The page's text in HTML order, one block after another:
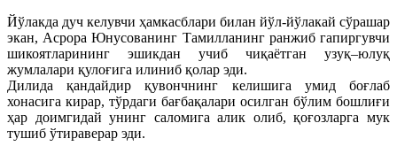
Йўлакда дуч келувчи ҳамкасблари билан йўл-йўлакай сўрашар
экан, Асрора Юнусованинг Тамилланинг ранжиб гапиргувчи
шикоятларининг эшикдан учиб чиқаётган узуқ–юлуқ
жумлалари қулоғига илиниб қолар эди.
Дилида қандайдир қувончнинг келишига умид боғлаб
хонасига кирар, тўрдаги бағбақалари осилган бўлим бошлиғи
ҳар доимгидай унинг саломига алик олиб, қоғозларга мук
тушиб ўтираверар эди.